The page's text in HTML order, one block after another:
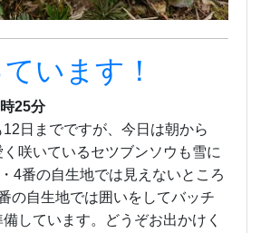
います！
25分
日までですが、今日は朝から
咲いているセツブンソウも雪に
4番の自生地では見えないところ
の自生地では囲いをしてバッチ
しています。どうぞお出かけく